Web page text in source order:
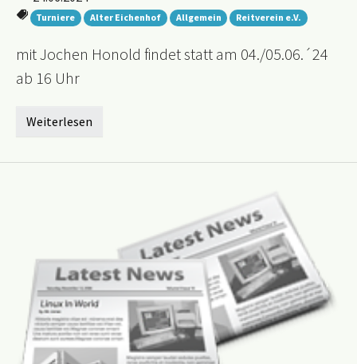
Turniere Alter Eichenhof Allgemein Reitverein e.V.
mit Jochen Honold findet statt am 04./05.06.´24
ab 16 Uhr
Weiterlesen